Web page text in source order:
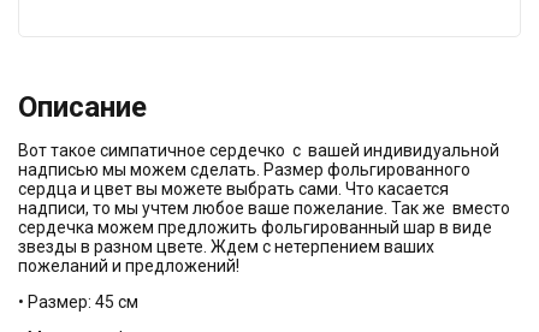
Описание
Вот такое симпатичное сердечко с вашей индивидуальной
надписью мы можем сделать. Размер фольгированного
сердца и цвет вы можете выбрать сами. Что касается
надписи, то мы учтем любое ваше пожелание. Так же вместо
сердечка можем предложить фольгированный шар в виде
звезды в разном цвете. Ждем с нетерпением ваших
пожеланий и предложений!
• Размер: 45 см